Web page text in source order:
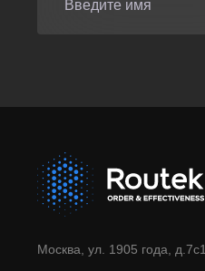
Москва, ул. 1905 года, д.7с1